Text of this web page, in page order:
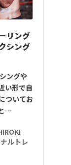
リング
シング
ングや
い形で自
ついてお
…
ルトレ